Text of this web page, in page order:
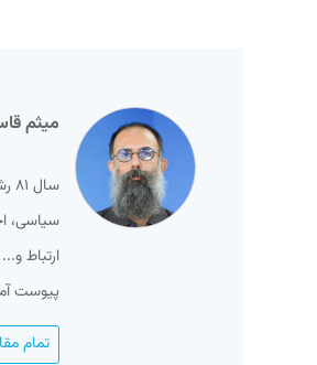
میثم
سیاسی،
پیوست
تمام